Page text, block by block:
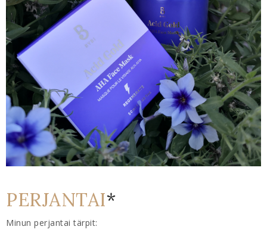
PERJANTAI*
Minun perjantai tärpit: